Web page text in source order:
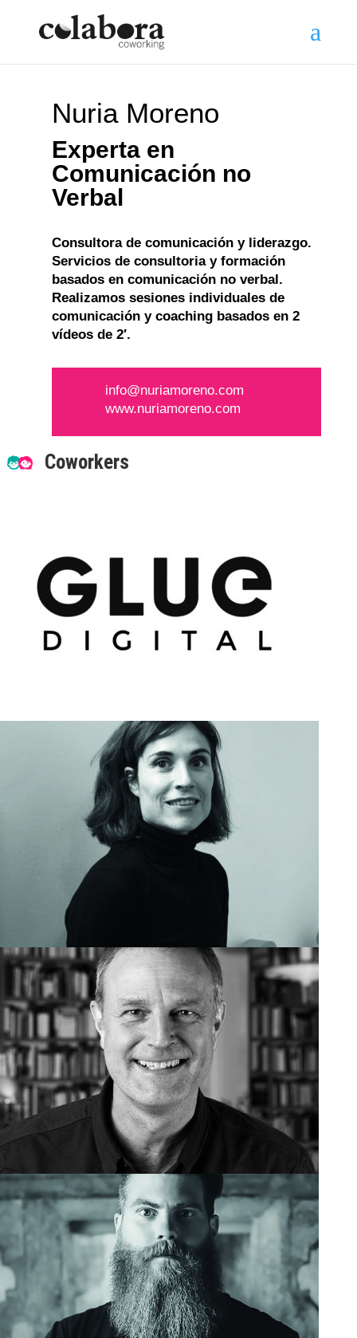
Nuria Moreno
Experta en
Comunicación no
Verbal
Consultora de comunicación y liderazgo.
Servicios de consultoria y formación
basados en comunicación no verbal.
Realizamos sesiones individuales de
comunicación y coaching basados en 2
vídeos de 2′.
info@nuriamoreno.com
www.nuriamoreno.com
Coworkers